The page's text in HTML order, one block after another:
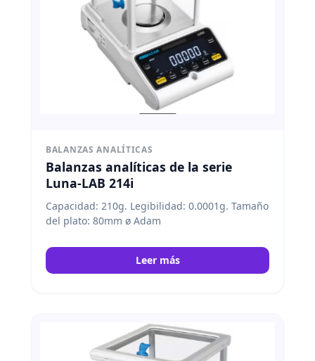
BALANZAS ANALÍTICAS
Balanzas analíticas de la serie
Luna-LAB 214i
Capacidad: 210g. Legibilidad: 0.0001g. Tamaño
del plato: 80mm ø Adam
Leer más